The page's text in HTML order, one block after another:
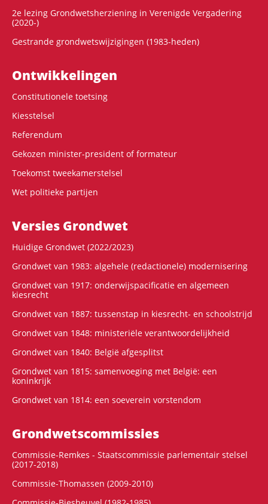
2e lezing Grondwetsherziening in Verenigde Vergadering
(2020-)
Gestrande grondwetswijzigingen (1983-heden)
Ontwikke­lingen
Constitutionele toetsing
Kiesstelsel
Referendum
Gekozen minister-president of formateur
Toekomst tweekamerstelsel
Wet politieke partijen
Versies Grondwet
Huidige Grondwet (2022/2023)
Grondwet van 1983: algehele (redactionele) modernisering
Grondwet van 1917: onderwijspacificatie en algemeen
kiesrecht
Grondwet van 1887: tussenstap in kiesrecht- en schoolstrijd
Grondwet van 1848: ministeriële verantwoordelijkheid
Grondwet van 1840: België afgesplitst
Grondwet van 1815: samenvoeging met België: een
koninkrijk
Grondwet van 1814: een soeverein vorstendom
Grondwets­commissies
Commissie-Remkes - Staatscommissie parlementair stelsel
(2017-2018)
Commissie-Thomassen (2009-2010)